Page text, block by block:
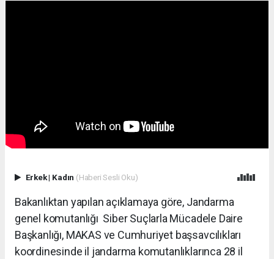
Erkek| Kadın (Haberi Sesli Oku)
Bakanlıktan yapılan açıklamaya göre, Jandarma
genel komutanlığı Siber Suçlarla Mücadele Daire
Başkanlığı, MAKAS ve Cumhuriyet başsavcılıkları
koordinesinde il jandarma komutanlıklarınca 28 il